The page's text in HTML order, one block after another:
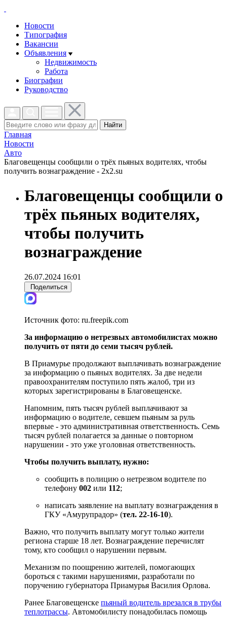
Новости
Типография
Вакансии
Объявления
Недвижимость
Работа
Биографии
Руководство
Найти
Главная
Новости
Авто
Благовещенцы сообщили о трёх пьяных водителях, чтобы
получить вознаграждение - 2x2.su
Благовещенцы сообщили о
трёх пьяных водителях,
чтобы получить
вознаграждение
26.07.2024 16:01
Поделиться
Источник фото: ru.freepik.com
За информацию о нетрезвых автомобилистах можно
получить от пяти до семи тысяч рублей.
В Приамурье продолжают выплачивать вознаграждение
за информацию о пьяных водителях. За две недели
правоохранителям поступило пять жалоб, три из
которых зарегистрированы в Благовещенске.
Напомним, пять тысяч рублей выплачивают за
информацию о водителе, севшем пьяным за руль
впервые - это административная ответственность. Семь
тысяч рублей полагается за данные о повторном
нарушении - это уже уголовная ответственность.
Чтобы получить выплату, нужно:
сообщить в полицию о нетрезвом водителе по
телефону 002 или 112;
написать заявление на выплату вознаграждения в
ГКУ «Амурупрадор» (тел. 22-16-10).
Важно, что получить выплату могут только жители
региона старше 18 лет. Вознаграждение перечислят
тому, кто сообщил о нарушении первым.
Механизм по поощрению жителей, помогающих
бороться с такими нарушениями, разработали по
поручению губернатора Приамурья Василия Орлова.
Ранее Благовещенске пьяный водитель врезался в трубы
теплотрассы. Автомобилисту понадобилась помощь